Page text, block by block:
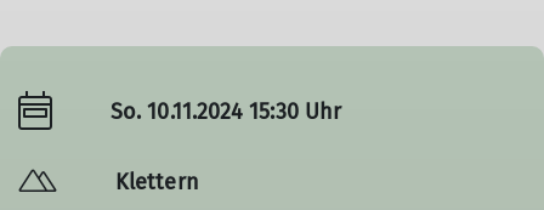
So. 10.11.2024 15:30 Uhr
Klettern